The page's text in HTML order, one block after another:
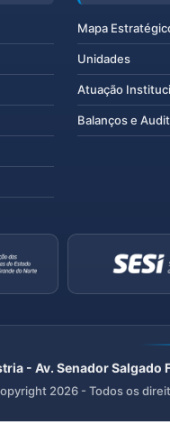
Mapa
Unidades
Atuação
Balanços e
- Av. Senador
2026 - Todos os